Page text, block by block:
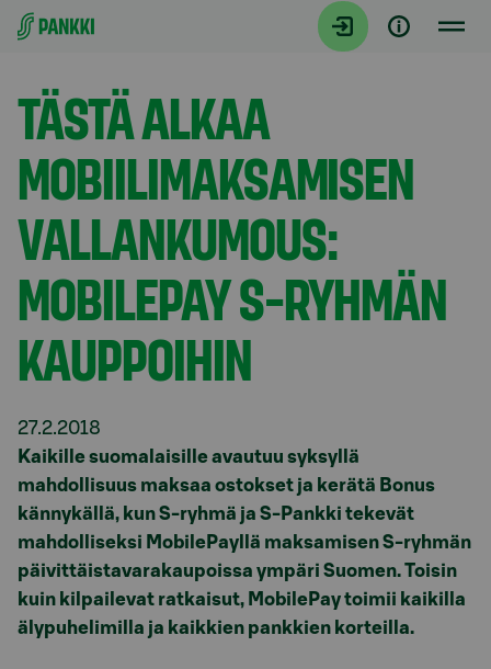
Siirry suoraan sisältöön
Tiedotteet
TÄSTÄ ALKAA
MOBIILIMAKSAMISEN
VALLANKUMOUS:
MOBILEPAY S-RYHMÄN
KAUPPOIHIN
27.2.2018
Kaikille suomalaisille avautuu syksyllä
mahdollisuus maksaa ostokset ja kerätä Bonus
kännykällä, kun S-ryhmä ja S-Pankki tekevät
mahdolliseksi MobilePayllä maksamisen S-ryhmän
päivittäistavarakaupoissa ympäri Suomen. Toisin
kuin kilpailevat ratkaisut, MobilePay toimii kaikilla
älypuhelimilla ja kaikkien pankkien korteilla.